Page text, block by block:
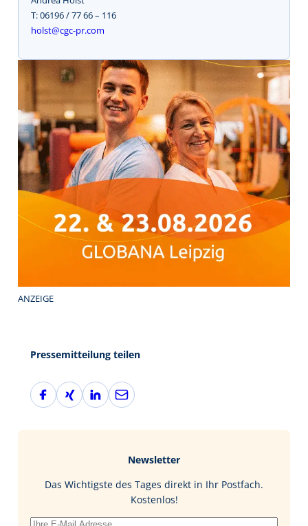
T: 06196 / 77 66 – 116
holst@cgc-pr.com
ANZEIGE
Pressemitteilung teilen
F
a
X
i
L
i
I
E
-
Newsletter
Das Wichtigste des Tages direkt in Ihr Postfach.
Kostenlos!